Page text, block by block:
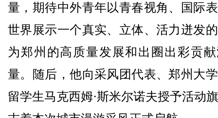
量，期待中外青年以青春视角、国际
世界展示一个真实、立体、活力迸发
为郑州的高质量发展和出圈出彩贡
量。随后，他向采风团代表、郑州大
留学生马克西姆·斯米尔诺夫授予活动